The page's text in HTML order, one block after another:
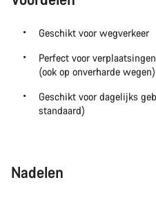
Geschikt voor wegverkeer
Perfect voor
(ook op onverharde wegen)
Geschikt voor dagelijks
standaard)
Nadelen